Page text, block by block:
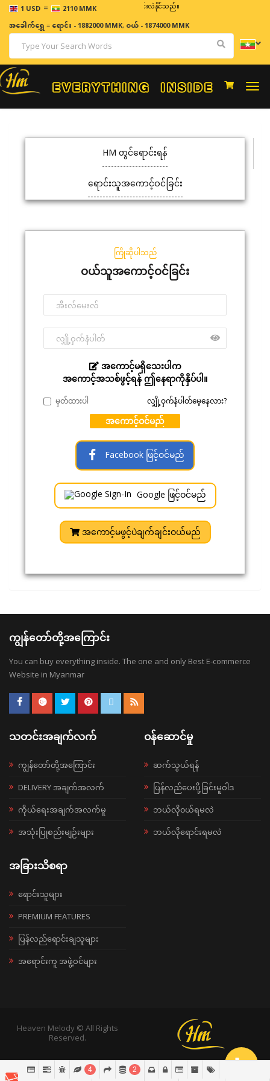
1 USD = 2110 MMK
ဈေးနှုန်းများသည် အချိန်နှင့် အမျှပြောင်းလဲနိုင်သည်။
အခေါက်ရွှေ=ရောင်း - 1882000 MMK, ဝယ် - 1874000 MMK
HM တွင်ရောင်းရန်
ရောင်းသူအကောင့်ဝင်ခြင်း
ကြိုဆိုပါသည်
ဝယ်သူအကောင့်ဝင်ခြင်း
အကောင့်မရှိသေးပါက
အကောင့်အသစ်ဖွင့်ရန် ဤနေရာကိုနှိပ်ပါ။
မှတ်ထားပါ လျှို့ဝှက်နံပါတ်မေ့နေလား?
အကောင့်ဝင်မည်
Facebook ဖြင့်ဝင်မည်
Google ဖြင့်ဝင်မည်
အကောင့်မဖွင့်ပဲချက်ချင်းဝယ်မည်
ကျွန်တော်တို့အကြောင်း
You can buy everything inside. The one and only Best E-commerce
Website in Myanmar
သတင်းအချက်လက်
ကျွန်တော်တို့အကြောင်း
DELIVERY အချက်အလက်
ကိုယ်ရေးအချက်အလက်မူ
အသုံးပြုစည်းမျဉ်းများ
ဝန်ဆောင်မှု
ဆက်သွယ်ရန်
ပြန်လည်ပေးပို့ခြင်းမူဝါဒ
ဘယ်လို၀ယ်ရမလဲ
ဘယ်လိုရောင်းရမလဲ
အခြားသိစရာ
ရောင်းသူများ
PREMIUM FEATURES
ပြန်လည်ရောင်းချသူများ
အရောင်းကူ အဖွဲ့ဝင်များ
Heaven Melody © All Rights
Reserved.
4 2